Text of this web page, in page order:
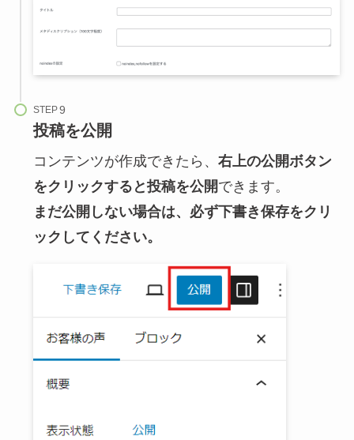
STEP
投稿を公開
コンテンツが作成できたら、 右上の公開ボタン
をクリックすると投稿を公開できます。
まだ公開しない場合は、必ず下書き保存をクリ
ックしてください。